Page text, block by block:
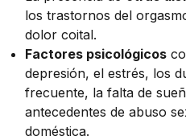
los trastornos del
dolor coital.
Factores psicológicos
depresión, el estrés, los
frecuente, la falta de
antecedentes de abuso
doméstica.